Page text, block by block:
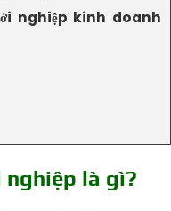
nghiệp kinh doanh
nghiệp là gì?